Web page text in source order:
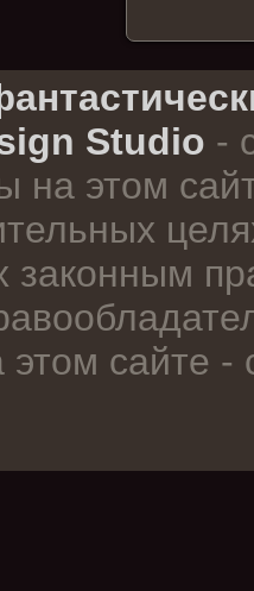
Studio -
на этом
законным
этом сайте